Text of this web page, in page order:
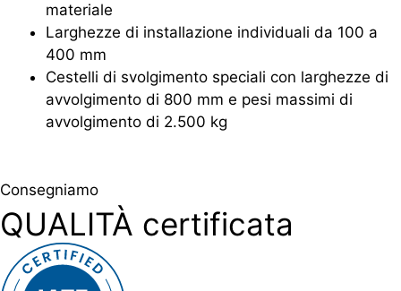
materiale
Larghezze di installazione individuali da 100 a
400 mm
Cestelli di svolgimento speciali con larghezze di
avvolgimento di 800 mm e pesi massimi di
avvolgimento di 2.500 kg
QUALITÀ certificata
Consegniamo